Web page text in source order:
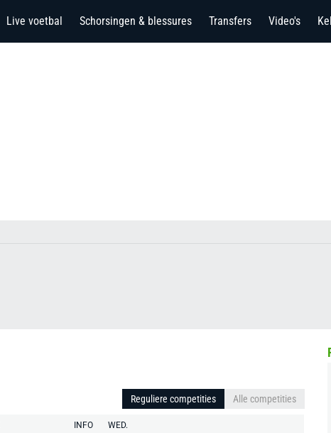
Live voetbal Schorsingen & blessures Transfers Video's
Reguliere competities Alle competities
INFO WED.